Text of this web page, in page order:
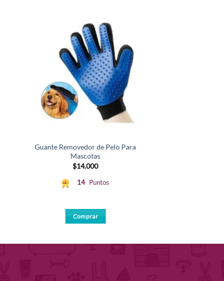
Guante Removedor de Pelo Para
Mascotas
$14.000
14 Puntos
Comprar